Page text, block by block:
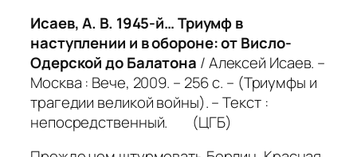
Исаев, А. В. 1945-й… Триумф в
наступлении и в обороне: от Висло-
Одерской до Балатона / Алексей Исаев. –
Москва : Вече, 2009. – 256 с. – (Триумфы и
трагедии великой войны). – Текст :
непосредственный. (ЦГБ)